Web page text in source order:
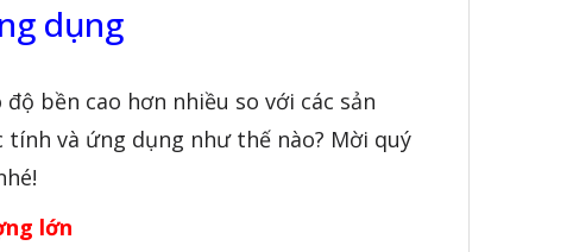
dụng
bền cao hơn nhiều so với các sản
và ứng dụng như thế nào? Mời quý
lớn